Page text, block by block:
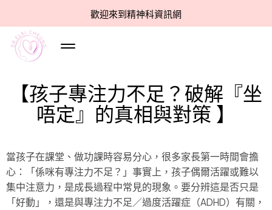
歡迎來到精神科資訊網
【孩子專注力不足？破解『坐
唔定』的真相與對策 】
當孩子在課堂、做功課時容易分心，很多家長第一時間會擔
心：「係咪有專注力不足？」事實上，孩子偶爾活躍或難以
集中注意力，是成長過程中常見的現象。要分辨這是否只是
「好動」，還是與專注力不足／過度活躍症（ADHD）有關，